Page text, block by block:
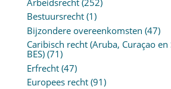
Bestuursrecht(1)
Bijzondere overeenkomsten (47)
Caribisch recht (Aruba, Curaçao
BES)(71)
Erfrecht(47)
Europees recht(91)